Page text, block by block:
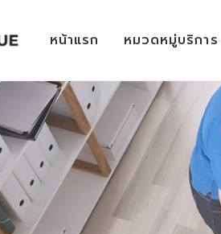
หน้าแรก หมวดหมู่บริการ